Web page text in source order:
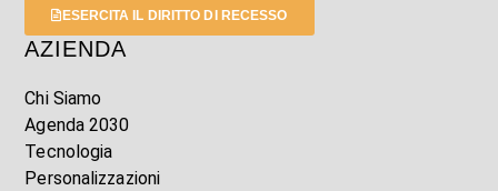
ESERCITA IL DIRITTO DI RECESSO
AZIENDA
Chi Siamo
Agenda 2030
Tecnologia
Personalizzazioni